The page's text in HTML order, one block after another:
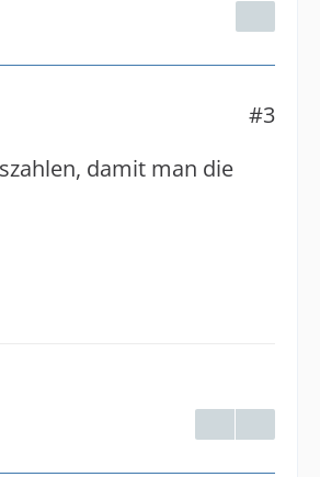
#3
damit man die